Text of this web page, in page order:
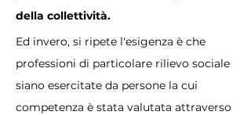
della collettività.
Ed invero, si ripete l'esigenza è che
professioni di particolare rilievo sociale
siano esercitate da persone la cui
competenza è stata valutata attraverso